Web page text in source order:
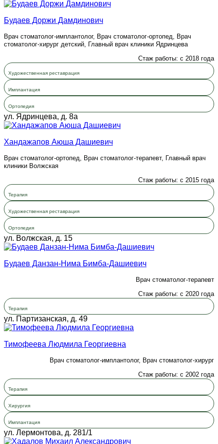
Будаев Доржи Дамдинович
Врач стоматолог-имплантолог, Врач стоматолог-ортопед, Врач
стоматолог-хирург детский, Главный врач клиники Ядринцева
Стаж работы: с 2018 года
Художественная реставрация
Имплантация
Ортопедия
ул. Ядринцева, д. 8а
Хандажапов Аюша Дашиевич
Врач стоматолог-ортопед, Врач стоматолог-терапевт, Главный врач
клиники Волжская
Стаж работы: с 2015 года
Терапия
Художественная реставрация
Ортопедия
ул. Волжская, д. 15
Будаев Данзан-Нима Бимба-Дашиевич
Врач стоматолог-терапевт
Стаж работы: с 2020 года
Терапия
ул. Партизанская, д. 49
Тимофеева Людмила Георгиевна
Врач стоматолог-имплантолог, Врач стоматолог-хирург
Стаж работы: с 2002 года
Терапия
Хирургия
Имплантация
ул. Лермонтова, д. 281/1